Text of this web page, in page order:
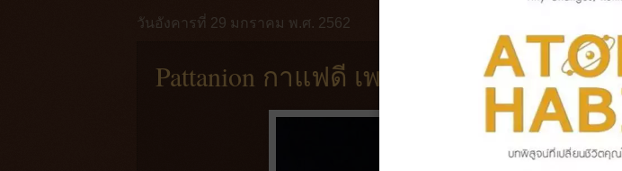
วันอังคารที่ 29 มกราคม พ.ศ. 2562
Pattanion กาแฟดี เพลงสบาย อาหารอร่อ